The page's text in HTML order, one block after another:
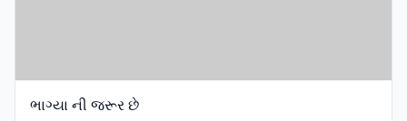
ભાગ્યા ની જરૂર છે